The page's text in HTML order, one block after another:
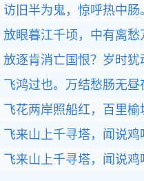
访旧半为鬼，惊呼热中肠
放眼暮江千顷，中有离
放逐肯消亡国恨？岁时
飞鸿过也。万结愁肠无
飞花两岸照船红，百里
飞来山上千寻塔，闻说
飞来山上千寻塔，闻说